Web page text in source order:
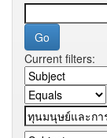
Current filters: